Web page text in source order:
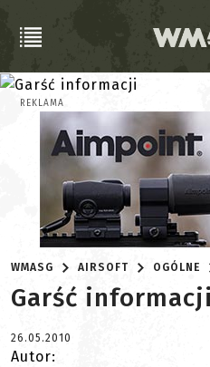
REKLAMA
WMASG AIRSOFT OGÓLNE
Garść informacji
26.05.2010
Autor: